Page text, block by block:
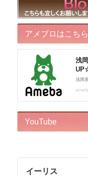
アメブロはこちら
YouTube
イーリス